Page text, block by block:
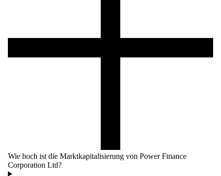
Wie hoch ist die Marktkapitalisierung von Power Finance
Corporation Ltd?